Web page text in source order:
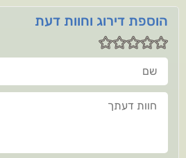
הוספת דירוג וחוות דעת
שם
חוות דעתך